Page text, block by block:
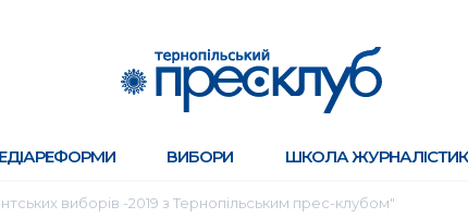
ВИБОРИ ШКОЛА
виборів -2019 з Тернопільським прес-клубом"